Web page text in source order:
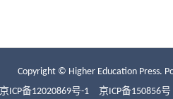
Copyright © Higher Education Press.
京ICP备12020869号-1
京ICP备150856号